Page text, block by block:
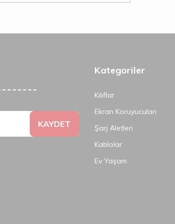
KAYDET
Kategoriler
Kılıflar
Ekran Koruyucuları
Şarj Aletleri
Kablolar
Ev Yaşam